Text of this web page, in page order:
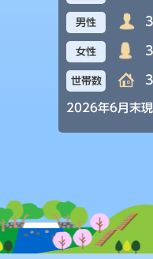
男性
女性
世帯数
2026年6月末